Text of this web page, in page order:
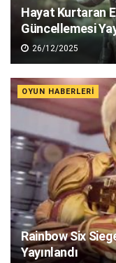
Hayat Kurtaran
Güncellemesi
26/12/2025
OYUN HABERLERI
Rainbow Six
Yayınlandı